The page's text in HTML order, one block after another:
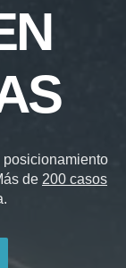
posicionamiento
de 200 casos